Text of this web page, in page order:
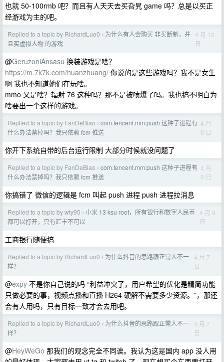
也就 50-100rmb 吧？而且有人天天去买旮旯 game 吗？总是以买正
经游戏为主的吧。
Replied to a topic by RichardLuo0 › 为什么有人会购买 非买断制，并
且买虚拟人物 的游戏
4 月 12
日
@GeruzoniAnsasu 换装游戏是啥？
https://m.7k7k.com/huanzhuang/ 你说的是这些游戏吗？我不是女生
啊 我也不知道她们在玩啥。
mmo 又是啥？辐射 76 这种吗？那不是被喷爆了吗。我也搞不明白为
啥要出一个这样的游戏。
Replied to a topic by FanDeBiao › com.tencent.mm:push 这种子进程有
什么办法禁掉吗？我只依赖 fcm 推送
4 月
9 日
你开下系统自带的后台运行限制 大部分时候就没问题了
Replied to a topic by FanDeBiao › com.tencent.mm:push 这种子进程有
什么办法禁掉吗？我只依赖 fcm 推送
4 月
9 日
你搞错了 微信的逻辑是 fcm 叫起 push 进程 push 进程拉消息
Replied to a topic by wty95 › 小米 13 ksu root，所有银行和数字人民币
都可以打开，只有汇丰不可以
4 月 9
日
工商银行随便搞
Replied to a topic by RichardLuo0 › 为什么抖音的思路跟正常人不一
样？
4 月 7
日
@expy 不是你自己说的吗 “利益冲突了，用户希望的优化是精简功能
只做必要的事，视频点播和直播 H264 硬解不需要多少资源。”，那还
会有人用吗，只有目标一致才会去用吧。
Replied to a topic by RichardLuo0 › 为什么抖音的思路跟正常人不一
样？
4 月 7
日
@HeyWeGo 那我们的观念完全不同诶。我认为这是国内 app 没人用